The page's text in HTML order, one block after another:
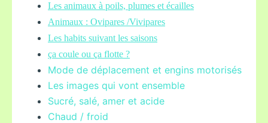
Les animaux à poils, plumes et écailles
Animaux : Ovipares /Vivipares
Les habits suivant les saisons
ça coule ou ça flotte ?
Mode de déplacement et engins motorisés
Les images qui vont ensemble
Sucré, salé, amer et acide
Chaud / froid